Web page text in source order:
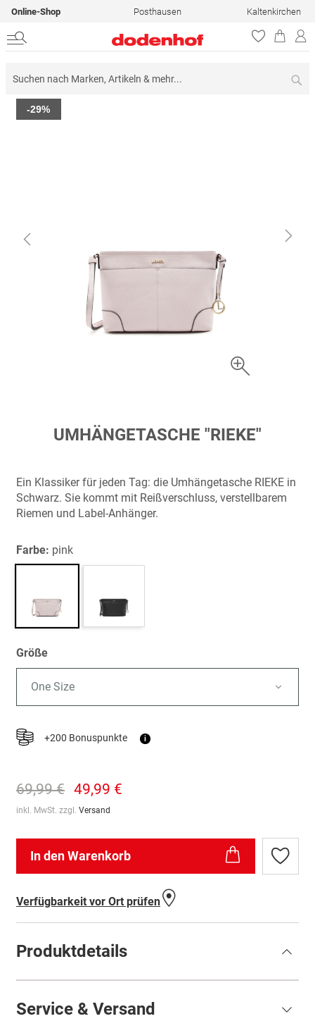
Online-Shop Posthausen Kaltenkirchen
Zum
Ende
-29%
springen
UMHÄNGETASCHE "RIEKE"
Ein Klassiker für jeden Tag: die Umhängetasche RIEKE in
Schwarz. Sie kommt mit Reißverschluss, verstellbarem
Riemen und Label-Anhänger.
Farbe: pink
Größe
One Size
+200 Bonuspunkte i
69,99 € 49,99 €
inkl. MwSt. zzgl. Versand
In den Warenkorb
Zur
Verfügbarkeit vor Ort prüfen
Produktdetails
Service & Versand